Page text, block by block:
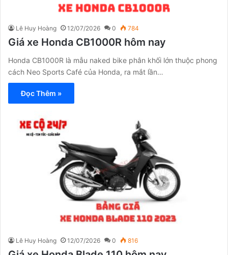
Lê Huy Hoàng 12/07/2026 0 784
Giá xe Honda CB1000R hôm nay
Honda CB1000R là mẫu naked bike phân khối lớn thuộc phong
cách Neo Sports Café của Honda, ra mắt lần…
Đọc Thêm »
Lê Huy Hoàng 12/07/2026 0 816